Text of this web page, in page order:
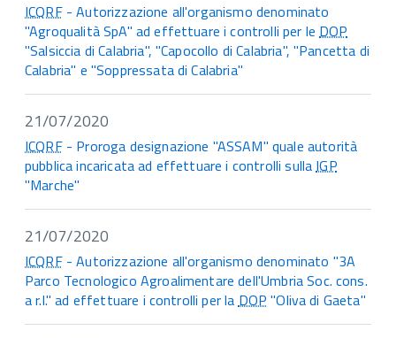
ICQRF- Autorizzazione all'organismo denominato
"Agroqualità SpA" ad effettuare i controlli per leDOP
"Salsiccia di Calabria", "Capocollo di Calabria", "Pancetta di
Calabria" e "Soppressata di Calabria"
21/07/2020
ICQRF- Proroga designazione "ASSAM" quale autorità
pubblica incaricata ad effettuare i controlli sullaIGP
"Marche"
21/07/2020
ICQRF- Autorizzazione all'organismo denominato "3A
Parco Tecnologico Agroalimentare dell'Umbria Soc. cons.
a r.l." ad effettuare i controlli per laDOP "Oliva di Gaeta"